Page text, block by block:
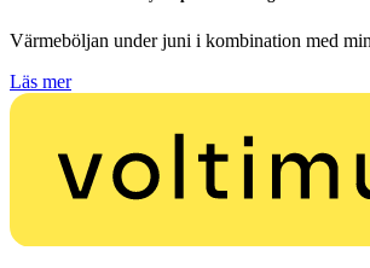
Värmeböljan under juni i kombination med
Läs mer